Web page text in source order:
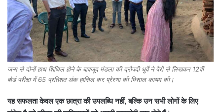
जन्म से दोनों हाथ शिथिल होने के बावजूद मंडला की द्रौपदी धुर्वे ने पैरों से लिखकर 12वीं
बोर्ड परीक्षा में 65 प्रतिशत अंक हासिल कर प्रेरणा की मिसाल कायम की।
यह सफलता केवल एक छात्रा की उपलब्धि नहीं, बल्कि उन सभी लोगों के लिए